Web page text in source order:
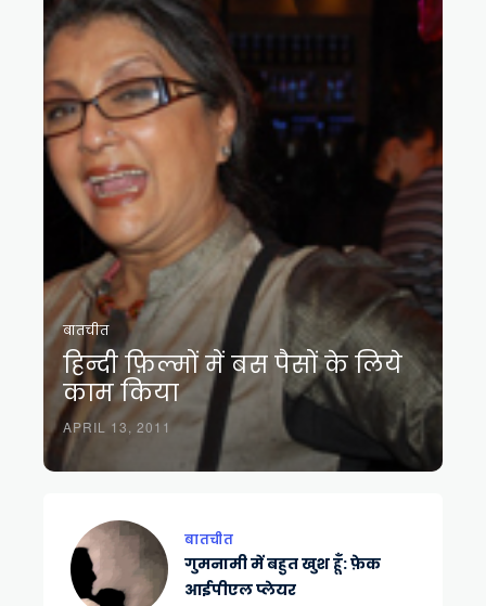
बातचीत
हिन्दी फ़िल्मों में बस पैसों के लिये
काम किया
APRIL 13, 2011
बातचीत
गुमनामी में बहुत खुश हूँ: फ़ेक
आईपीएल प्लेयर